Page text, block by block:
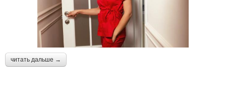
читать дальше →